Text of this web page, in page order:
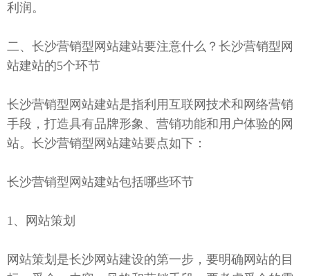
利润。
二、长沙营销型网站建站要注意什么？长沙营销型网
站建站的5个环节
长沙营销型网站建站是指利用互联网技术和网络营销
手段，打造具有品牌形象、营销功能和用户体验的网
站。长沙营销型网站建站要点如下：
长沙营销型网站建站包括哪些环节
1、网站策划
网站策划是长沙网站建设的第一步，要明确网站的目